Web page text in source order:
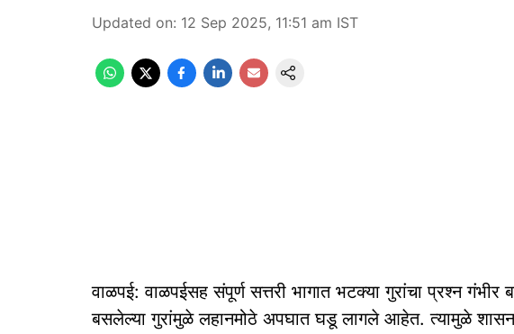
Updated on: 12 Sep 2025, 11:51 am IST
वाळपई: वाळपईसह संपूर्ण सत्तरी भागात भटक्या गुरांचा प्रश्न
बसलेल्या गुरांमुळे लहानमोठे अपघात घडू लागले आहेत. त्यामुळे